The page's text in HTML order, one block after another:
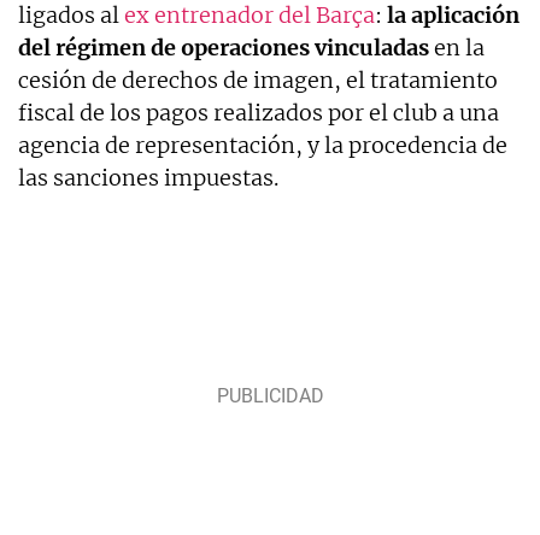
ligados alex entrenador del Barça: la aplicación
del régimen de operaciones vinculadasen la
cesión de derechos de imagen, el tratamiento
fiscal de los pagos realizados por el club a una
agencia de representación, y la procedencia de
las sanciones impuestas.